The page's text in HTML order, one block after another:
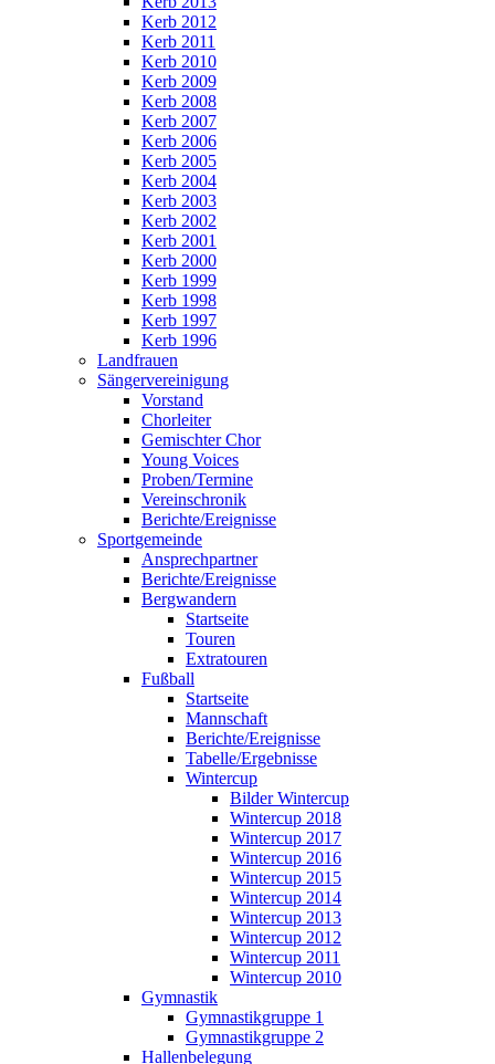
Kerb 2012
Kerb 2011
Kerb 2010
Kerb 2009
Kerb 2008
Kerb 2007
Kerb 2006
Kerb 2005
Kerb 2004
Kerb 2003
Kerb 2002
Kerb 2001
Kerb 2000
Kerb 1999
Kerb 1998
Kerb 1997
Kerb 1996
Landfrauen
Sängervereinigung
Vorstand
Chorleiter
Gemischter Chor
Young Voices
Proben/Termine
Vereinschronik
Berichte/Ereignisse
Sportgemeinde
Ansprechpartner
Berichte/Ereignisse
Bergwandern
Startseite
Touren
Extratouren
Fußball
Startseite
Mannschaft
Berichte/Ereignisse
Tabelle/Ergebnisse
Wintercup
Bilder Wintercup
Wintercup 2018
Wintercup 2017
Wintercup 2016
Wintercup 2015
Wintercup 2014
Wintercup 2013
Wintercup 2012
Wintercup 2011
Wintercup 2010
Gymnastik
Gymnastikgruppe 1
Gymnastikgruppe 2
Hallenbelegung